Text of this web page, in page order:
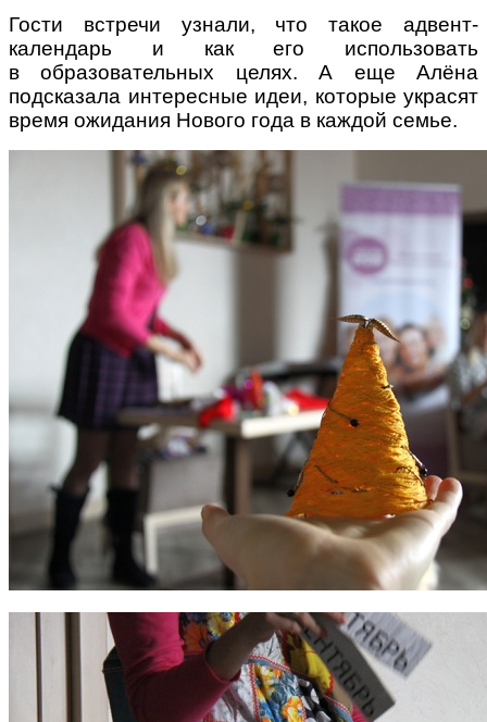
Гости встречи узнали, что такое адвент-
календарь и как его использовать
в образовательных целях. А еще Алёна
подсказала интересные идеи, которые украсят
время ожидания Нового года в каждой семье.